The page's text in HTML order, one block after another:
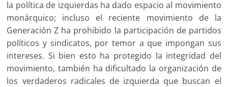
la política de izquierdas ha dado espacio al movimiento
monárquico; incluso el reciente movimiento de la
Generación Z ha prohibido la participación de partidos
políticos y sindicatos, por temor a que impongan sus
intereses. Si bien esto ha protegido la integridad del
movimiento, también ha dificultado la organización de
los verdaderos radicales de izquierda que buscan el